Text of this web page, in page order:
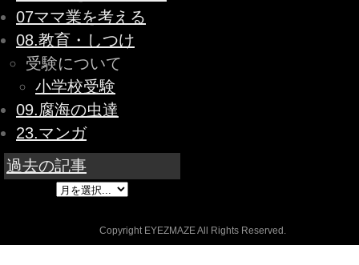
07ママ業を考える
08.教育・しつけ
受験について
小学校受験
09.腐海の虫達
23.マンガ
過去の記事
Copyright EYEZMAZE All Rights Reserved.